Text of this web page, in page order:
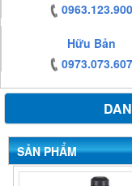
0963.123.900
Hữu Bản
0973.073.607
SẢN PHẨM